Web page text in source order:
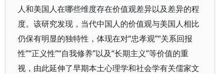
人和美国人在哪些维度存在价值观差异以及差异的程
度。该研究发现，当代中国人的价值观与美国人相比
仍保有明显的独特性，体现在对“忠孝观”“关系回报
性”“正义性”“自我修养”以及“长期主义”等价值的重
视，由此延伸了早期本土心理学和社会学有关儒家文